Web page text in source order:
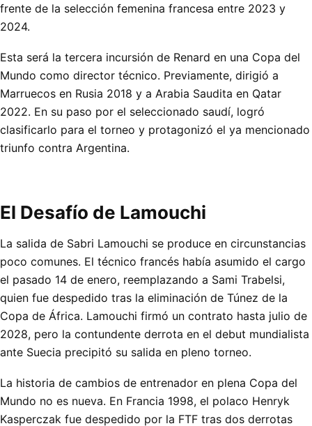
frente de la selección femenina francesa entre 2023 y
2024.
Esta será la tercera incursión de Renard en una Copa del
Mundo como director técnico. Previamente, dirigió a
Marruecos en Rusia 2018 y a Arabia Saudita en Qatar
2022. En su paso por el seleccionado saudí, logró
clasificarlo para el torneo y protagonizó el ya mencionado
triunfo contra Argentina.
El Desafío de Lamouchi
La salida de Sabri Lamouchi se produce en circunstancias
poco comunes. El técnico francés había asumido el cargo
el pasado 14 de enero, reemplazando a Sami Trabelsi,
quien fue despedido tras la eliminación de Túnez de la
Copa de África. Lamouchi firmó un contrato hasta julio de
2028, pero la contundente derrota en el debut mundialista
ante Suecia precipitó su salida en pleno torneo.
La historia de cambios de entrenador en plena Copa del
Mundo no es nueva. En Francia 1998, el polaco Henryk
Kasperczak fue despedido por la FTF tras dos derrotas